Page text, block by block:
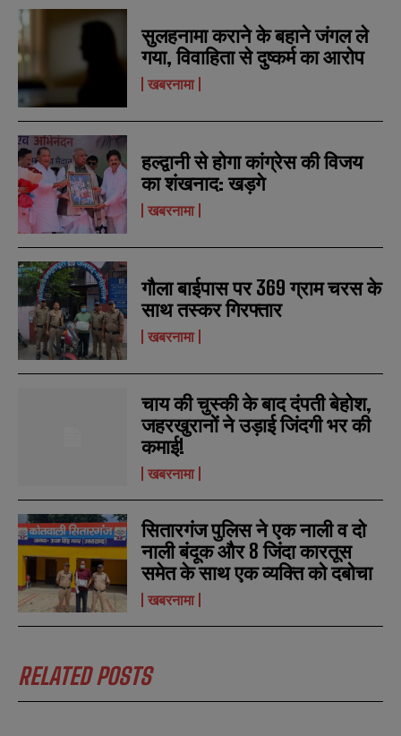
e
r
e
r
सुलहनामा कराने के बहाने जंगल ले
गया, विवाहिता से दुष्कर्म का आरोप
खबरनामा
हल्द्वानी से होगा कांग्रेस की विजय
का शंखनाद: खड़गे
खबरनामा
गौला बाईपास पर 369 ग्राम चरस के
साथ तस्कर गिरफ्तार
खबरनामा
चाय की चुस्की के बाद दंपती बेहोश,
जहरखुरानों ने उड़ाई जिंदगी भर की
कमाई!
खबरनामा
सितारगंज पुलिस ने एक नाली व दो
नाली बंदूक और 8 जिंदा कारतूस
समेत के साथ एक व्यक्ति को दबोचा
खबरनामा
RELATED POSTS